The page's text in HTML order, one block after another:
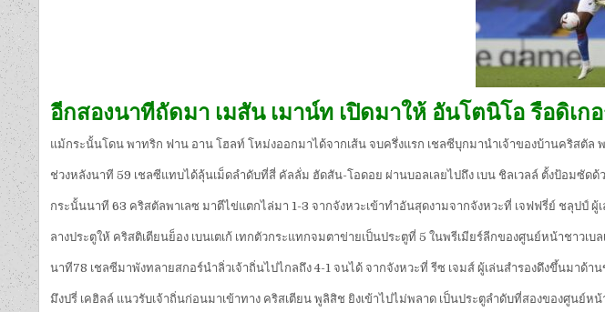
อีกสองนาทีถัดมา เมสัน เมาน์ท เปิดมาให้ อันโตนิโอ รือดิเ
แม้กระนั้นโดน พาทริก ฟาน อาน โฮลท์ โหม่งออกมาได้จากเส้น จบครึ่งแรก เชลซีบุกมานำเจ้าของบ้านคริสตัล
ช่วงหลังนาที 59 เชลซีแทบได้ลุ้นเม็ดลำดับที่สี่ คัลลั่ม ฮัดสัน-โอดอย ผ่านบอลเลยไปถึง เบน ชิลเวลล์ ตั้งป้อมซั
กระนั้นนาที 63 คริสตัลพาเลซ มาตีไข่แตกไล่มา 1-3 จากจังหวะเข้าทำอันสุดงามจากจังหวะที่ เจฟฟรี่ย์ ชลุปป์
ลางประตูให้ คริสติเตียนย็อง เบนเตเก้ เทกตัวกระแทกจมตาข่ายเป็นประตูที่ 5 ในพรีเมียร์ลีกของศูนย์หน้าชาวเบล
นาที78 เชลซีมาพังทลายสกอร์นำลิ่วเจ้าถิ่นไปไกลถึง 4-1 จนได้ จากจังหวะที่ รีซ เจมส์ ผู้เล่นสำรองดึงขึ้นมาด้า
มึงปรี่ เคฮิลล์ แนวรับเจ้าถิ่นก่อนมาเข้าทาง คริสเตียน พูลิสิช ยิงเข้าไปไม่พลาด เป็นประตูลำดับที่สองของศูนย์ห